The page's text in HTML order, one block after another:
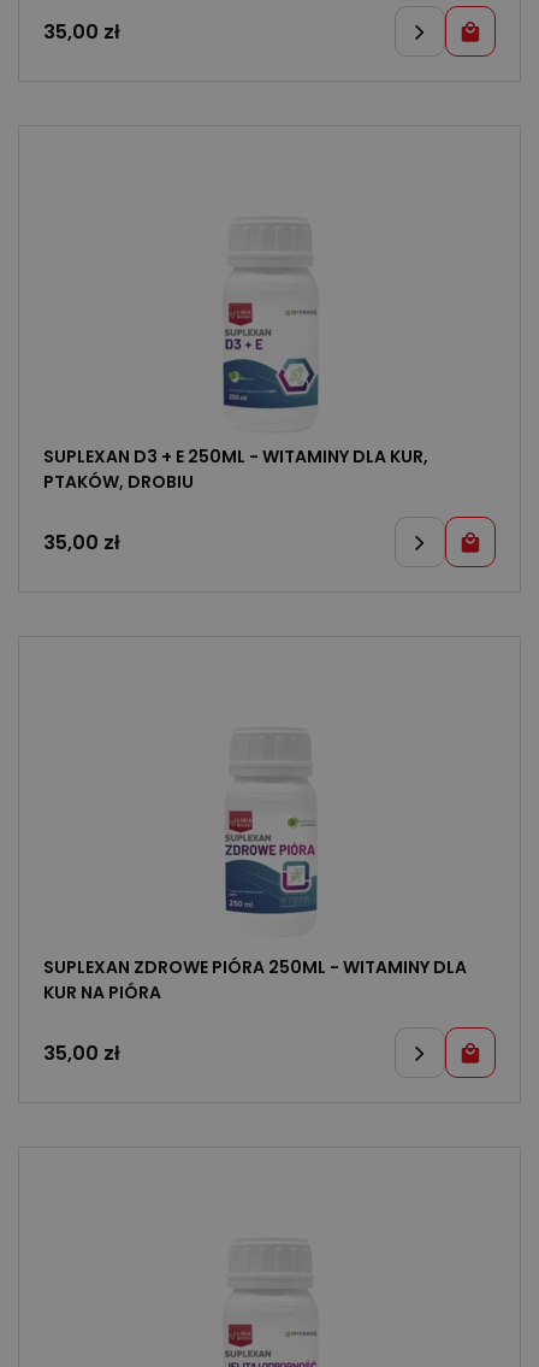
35,00 zł
SUPLEXAN D3 + E 250ML - WITAMINY DLA KUR,
PTAKÓW, DROBIU
35,00 zł
SUPLEXAN ZDROWE PIÓRA 250ML - WITAMINY DLA
KUR NA PIÓRA
35,00 zł